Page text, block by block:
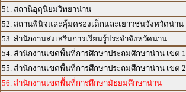
51. สถานีอุตุนิยมวิทยาน่าน
52. สถานพินิจและคุ้มครองเด็กและเยาวชนจังหวัดน่าน
53. สำนักงานส่งเสริมการเรียนรู้ประจำจังหวัดน่าน
54. สำนักงานเขตพื้นที่การศึกษาประถมศึกษาน่าน เขต 1
55. สำนักงานเขตพื้นที่การศึกษาประถมศึกษาน่าน เขต 2
56. สำนักงานเขตพื้นที่การศึกษามัธยมศึกษาน่าน